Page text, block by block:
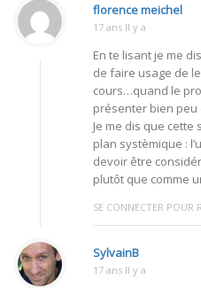
florence meichel
17 ans Il y a
En te lisant je me
de faire usage de
cours…quand le
présenter bien peu
Je me dis que
plan systèmique :
devoir être
plutôt que comme
SE CONNECTER POUR
SylvainB
17 ans Il y a